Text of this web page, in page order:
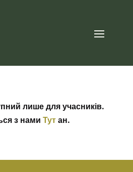
лише для учасників.
з намиТутан.